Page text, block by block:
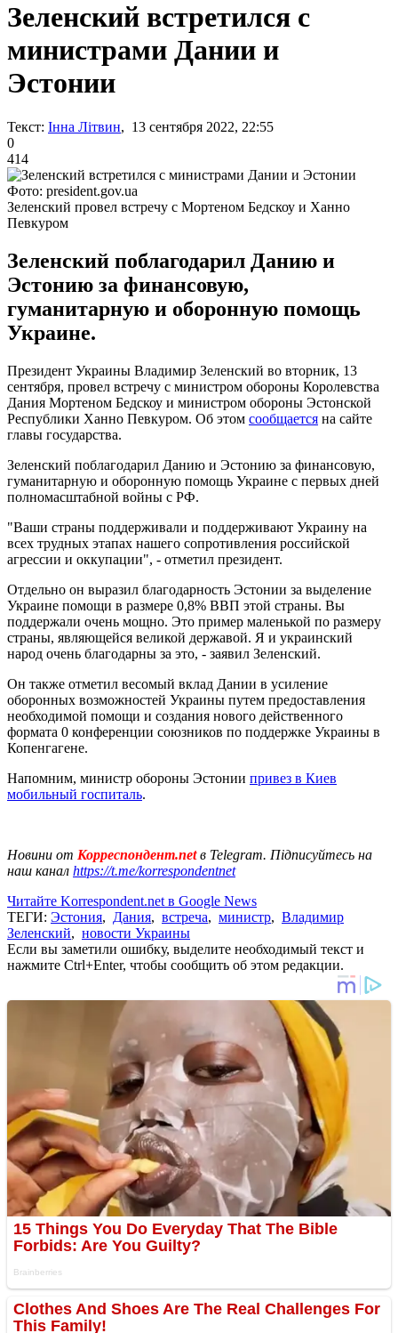
Зеленский встретился с
министрами Дании и
Эстонии
Текст: Інна Літвин, 13 сентября 2022, 22:55
0
414
Фото: president.gov.ua
Зеленский провел встречу с Мортеном Бедскоу и Ханно
Певкуром
Зеленский поблагодарил Данию и
Эстонию за финансовую,
гуманитарную и оборонную помощь
Украине.
Президент Украины Владимир Зеленский во вторник, 13
сентября, провел встречу с министром обороны Королевства
Дания Мортеном Бедскоу и министром обороны Эстонской
Республики Ханно Певкуром. Об этом сообщается на сайте
главы государства.
Зеленский поблагодарил Данию и Эстонию за финансовую,
гуманитарную и оборонную помощь Украине с первых дней
полномасштабной войны с РФ.
"Ваши страны поддерживали и поддерживают Украину на
всех трудных этапах нашего сопротивления российской
агрессии и оккупации", - отметил президент.
Отдельно он выразил благодарность Эстонии за выделение
Украине помощи в размере 0,8% ВВП этой страны. Вы
поддержали очень мощно. Это пример маленькой по размеру
страны, являющейся великой державой. Я и украинский
народ очень благодарны за это, - заявил Зеленский.
Он также отметил весомый вклад Дании в усиление
оборонных возможностей Украины путем предоставления
необходимой помощи и создания нового действенного
формата 0 конференции союзников по поддержке Украины в
Копенгагене.
Напомним, министр обороны Эстонии привез в Киев
мобильный госпиталь.
Новини от Корреспондент.netв Telegram. Підписуйтесь на
наш канал https://t.me/korrespondentnet
Читайте Korrespondent.net в Google News
ТЕГИ: Эстония, Дания, встреча, министр, Владимир
Зеленский, новости Украины
Если вы заметили ошибку, выделите необходимый текст и
нажмите Ctrl+Enter, чтобы сообщить об этом редакции.